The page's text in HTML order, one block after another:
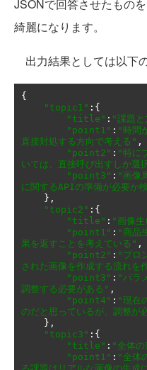
JSONで回答させたもの
綺麗になります。
出力結果としては以下
{
"topic1" :{
"title" : "課題
"point1" : "時間
直接対処する方向で考える" ,
"point2" : "特に
いては、直接呼び出すしか選
"point3" : "画像
に関するAPIの準備が必要か
},
"topic2" :{
"title" : "画像生
"point1" : "商品
果を返すことを考えている" ,
"point2" : "プロ
された画像を作成する流れを
"point3" : "パラ
調整する必要がある" ,
"point4" : "現在
のだと思っているが、調整が
},
"topic3" :{
"title" : "全体の
"point1" : "全体